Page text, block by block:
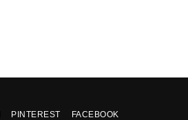
PINTEREST FACEBOOK